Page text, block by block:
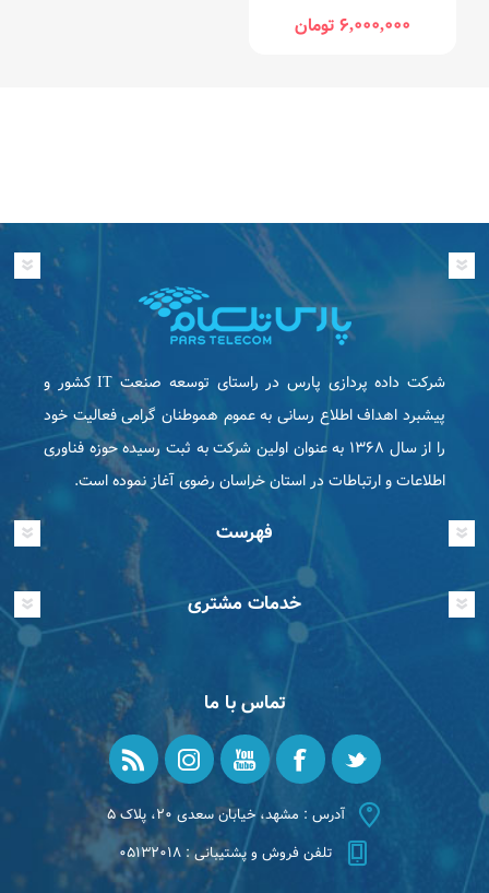
6,000,000 تومان
شرکت داده پردازی پارس در راستای توسعه صنعت IT كشور و
پیشبرد اهداف اطلاع رسانی به عموم هموطنان گرامی فعاليت خود
را از سال ۱۳۶۸ به عنوان اولین شرکت به ثبت رسیده حوزه فناوری
اطلاعات و ارتباطات در استان خراسان رضوی آغاز نموده است.
فهرست
خدمات مشتری
تماس با ما
آدرس : مشهد، خیابان سعدی ۲۰، پلاک ۵
تلفن فروش و پشتیبانی : ۰۵۱۳۲۰۱۸